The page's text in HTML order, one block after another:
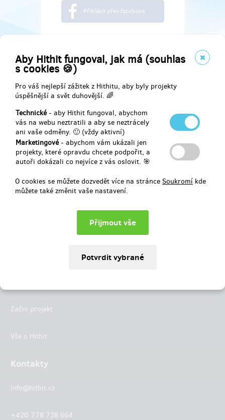
Aby Hithit fungoval, jak má (souhlas
s cookies 🍪)
Pro váš nejlepší zážitek z Hithitu, aby byly projekty
úspěšnější a svět duhovější. 🌈
Technické- aby Hithit fungoval, abychom
vás na webu neztratili a aby se neztrácely
ani vaše odměny. 🙂 (vždy aktivní)
Marketingové- abychom vám ukázali jen
projekty, které opravdu chcete podpořit, a
autoři dokázali co nejvíce z vás oslovit. 🎯
O cookies se můžete dozvedět více na stránce Soukromí kde
můžete také změnit vaše nastavení.
Přihlásit přes facebook
Najdete nás na
Začni projekt
Vše o Hithit
Kontakty
info@hithit.cz
+420 778 738 664